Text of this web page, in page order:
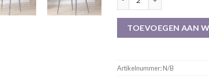
TOEVOEGEN AAN
Artikelnummer:N/B